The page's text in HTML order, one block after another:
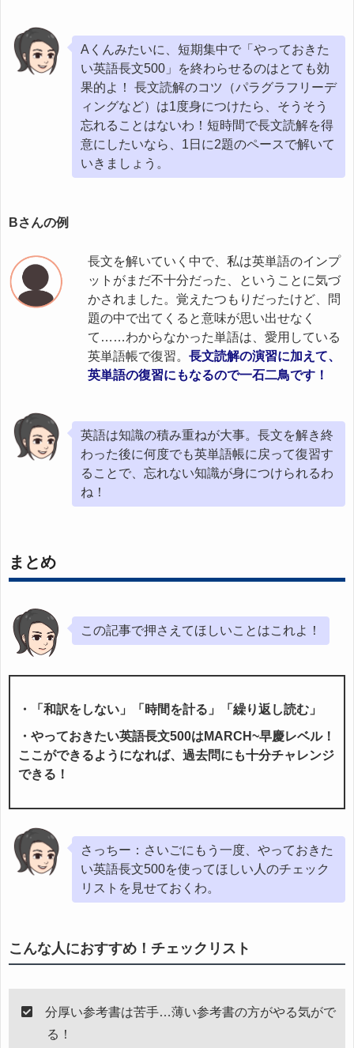
Aくんみたいに、短期集中で「やっておきた
い英語長文500」を終わらせるのはとても効
果的よ！ 長文読解のコツ（パラグラフリーデ
ィングなど）は1度身につけたら、そうそう
忘れることはないわ！短時間で長文読解を得
意にしたいなら、1日に2題のペースで解いて
いきましょう。
Bさんの例
長文を解いていく中で、私は英単語のインプ
ットがまだ不十分だった、ということに気づ
かされました。覚えたつもりだったけど、問
題の中で出てくると意味が思い出せなく
て……わからなかった単語は、愛用している
英単語帳で復習。 長文読解の演習に加えて、
英単語の復習にもなるので一石二鳥です！
英語は知識の積み重ねが大事。長文を解き終
わった後に何度でも英単語帳に戻って復習す
ることで、忘れない知識が身につけられるわ
ね！
まとめ
この記事で押さえてほしいことはこれよ！
・「和訳をしない」「時間を計る」「繰り返し読む」
・やっておきたい英語長文500はMARCH~早慶レベル！
ここができるようになれば、過去問にも十分チャレンジ
できる！
さっちー：さいごにもう一度、やっておきた
い英語長文500を使ってほしい人のチェック
リストを見せておくわ。
こんな人におすすめ！チェックリスト
分厚い参考書は苦手…薄い参考書の方がやる気がで
る！